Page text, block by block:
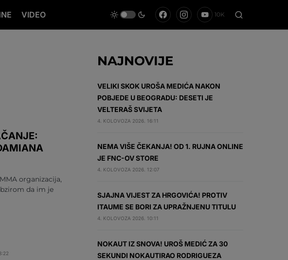
VIDEO 10K
organizacija,
da im je
NAJNOVIJE
VELIKI SKOK UROŠA MEDIĆA NAKON
POBJEDE U BEOGRADU: DESETI JE
VELTERAŠ SVIJETA
4. KOLOVOZA 2026. 16:11
NEMA VIŠE ČEKANJA! OD 1. RUJNA ONLINE
JE FNC-OV STORE
4. KOLOVOZA 2026. 12:07
SJAJNA VIJEST ZA HRGOVIĆA! PROTIV
ITAUME SE BORI ZA UPRAŽNJENU TITULU
4. KOLOVOZA 2026. 10:11
NOKAUT IZ SNOVA! UROŠ MEDIĆ ZA 30
SEKUNDI NOKAUTIRAO RODRIGUEZA